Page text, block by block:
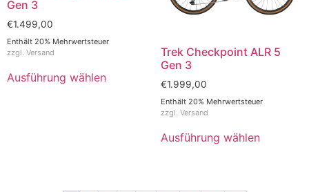
Gen 3
€1.499,00
Enthält 20% Mehrwertsteuer
zzgl. Versand
Ausführung wählen
Trek Checkpoint ALR 5
Gen 3
€1.999,00
Enthält 20% Mehrwertsteuer
zzgl. Versand
Ausführung wählen